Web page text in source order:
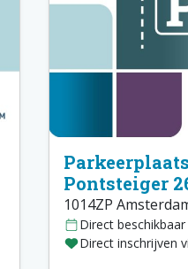
Pontsteiger
1014ZP
Direct beschikbaar
Direct inschrijven